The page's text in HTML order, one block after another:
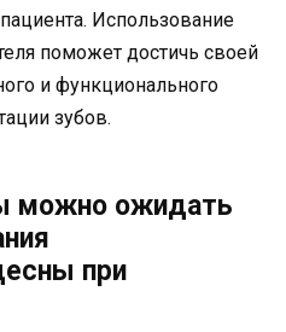
Использование
поможет достичь своей
и функционального
зубов.
можно ожидать
при